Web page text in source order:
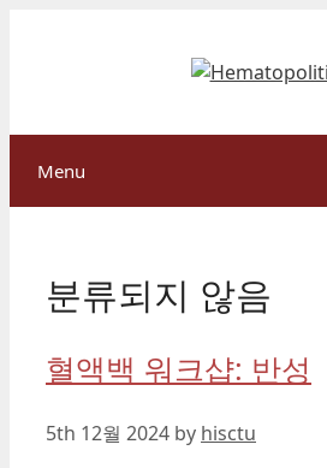
Menu
분류되지 않음
혈액백 워크샵: 반성
5th 12월 2024 by hisctu